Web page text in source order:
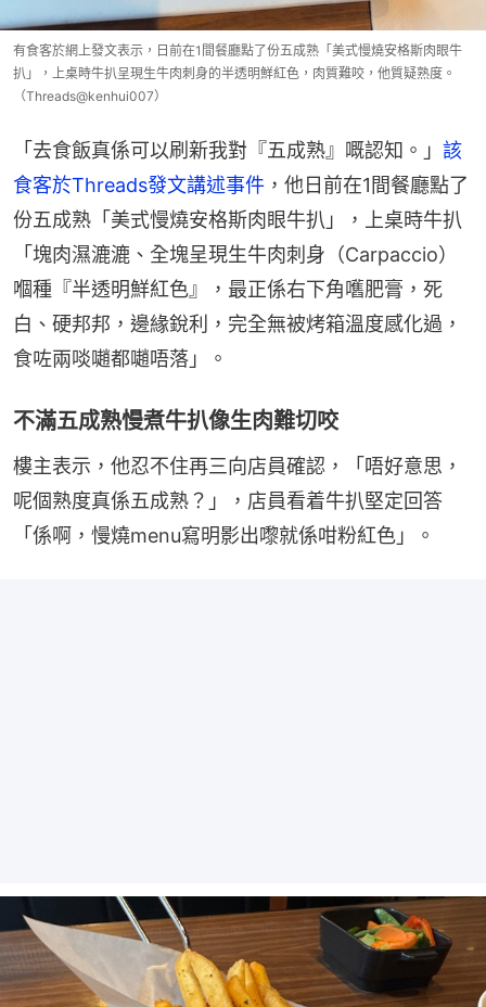
有食客於網上發文表示，日前在1間餐廳點了份五成熟「美式慢燒安格斯肉眼牛
扒」，上桌時牛扒呈現生牛肉刺身的半透明鮮紅色，肉質難咬，他質疑熟度。
（Threads@kenhui007）
「去食飯真係可以刷新我對『五成熟』嘅認知。」 該
食客於Threads發文講述事件 ，他日前在1間餐廳點了
份五成熟「美式慢燒安格斯肉眼牛扒」，上桌時牛扒
「塊肉濕漉漉、全塊呈現生牛肉刺身（Carpaccio）
嗰種『半透明鮮紅色』，最正係右下角嚿肥膏，死
白、硬邦邦，邊緣銳利，完全無被烤箱溫度感化過，
食咗兩啖𡁻都𡁻唔落」。
不滿五成熟慢煮牛扒像生肉難切咬
樓主表示，他忍不住再三向店員確認，「唔好意思，
呢個熟度真係五成熟？」，店員看着牛扒堅定回答
「係啊，慢燒menu寫明影出嚟就係咁粉紅色」。